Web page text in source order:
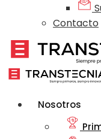
Contacto
Nosotros